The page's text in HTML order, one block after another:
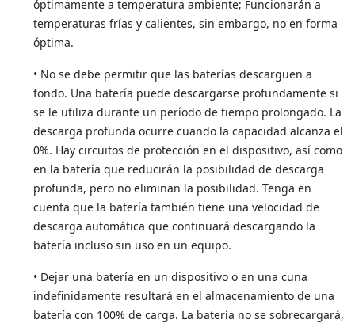
óptimamente a temperatura ambiente; Funcionarán a
temperaturas frías y calientes, sin embargo, no en forma
óptima.
• No se debe permitir que las baterías descarguen a
fondo. Una batería puede descargarse profundamente si
se le utiliza durante un período de tiempo prolongado. La
descarga profunda ocurre cuando la capacidad alcanza el
0%. Hay circuitos de protección en el dispositivo, así como
en la batería que reducirán la posibilidad de descarga
profunda, pero no eliminan la posibilidad. Tenga en
cuenta que la batería también tiene una velocidad de
descarga automática que continuará descargando la
batería incluso sin uso en un equipo.
• Dejar una batería en un dispositivo o en una cuna
indefinidamente resultará en el almacenamiento de una
batería con 100% de carga. La batería no se sobrecargará,